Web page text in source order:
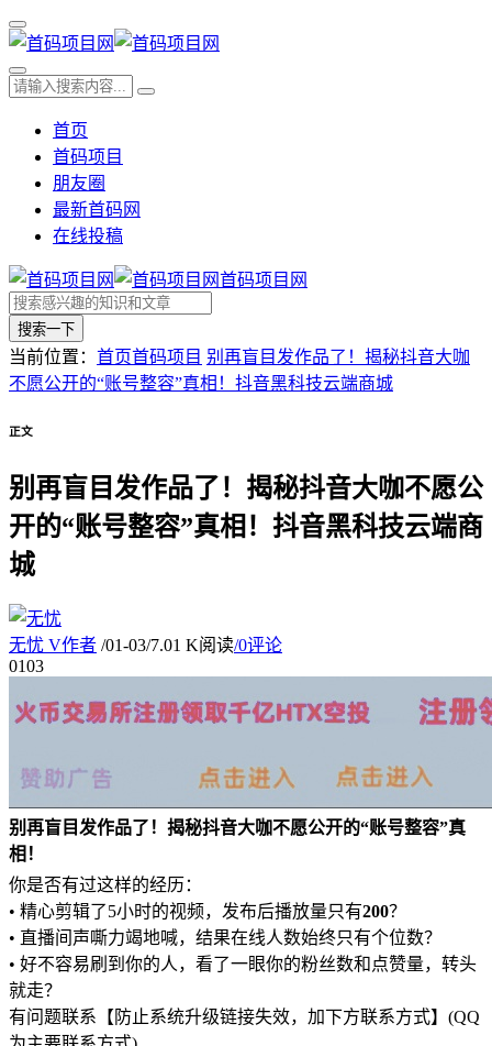
首页
首码项目
朋友圈
最新首码网
在线投稿
首码项目网
搜索一下
当前位置： 首页首码项目 别再盲目发作品了！揭秘抖音大咖
不愿公开的“账号整容”真相！抖音黑科技云端商城
正文
别再盲目发作品了！揭秘抖音大咖不愿公
开的“账号整容”真相！抖音黑科技云端商
城
无忧 V作者 /01-03/7.01 K阅读/0评论
0103
别再盲目发作品了！揭秘抖音大咖不愿公开的“账号整容”真
相！
你是否有过这样的经历：
• 精心剪辑了5小时的视频，发布后播放量只有200？
• 直播间声嘶力竭地喊，结果在线人数始终只有个位数？
• 好不容易刷到你的人，看了一眼你的粉丝数和点赞量，转头
就走？
有问题联系【防止系统升级链接失效，加下方联系方式】(QQ